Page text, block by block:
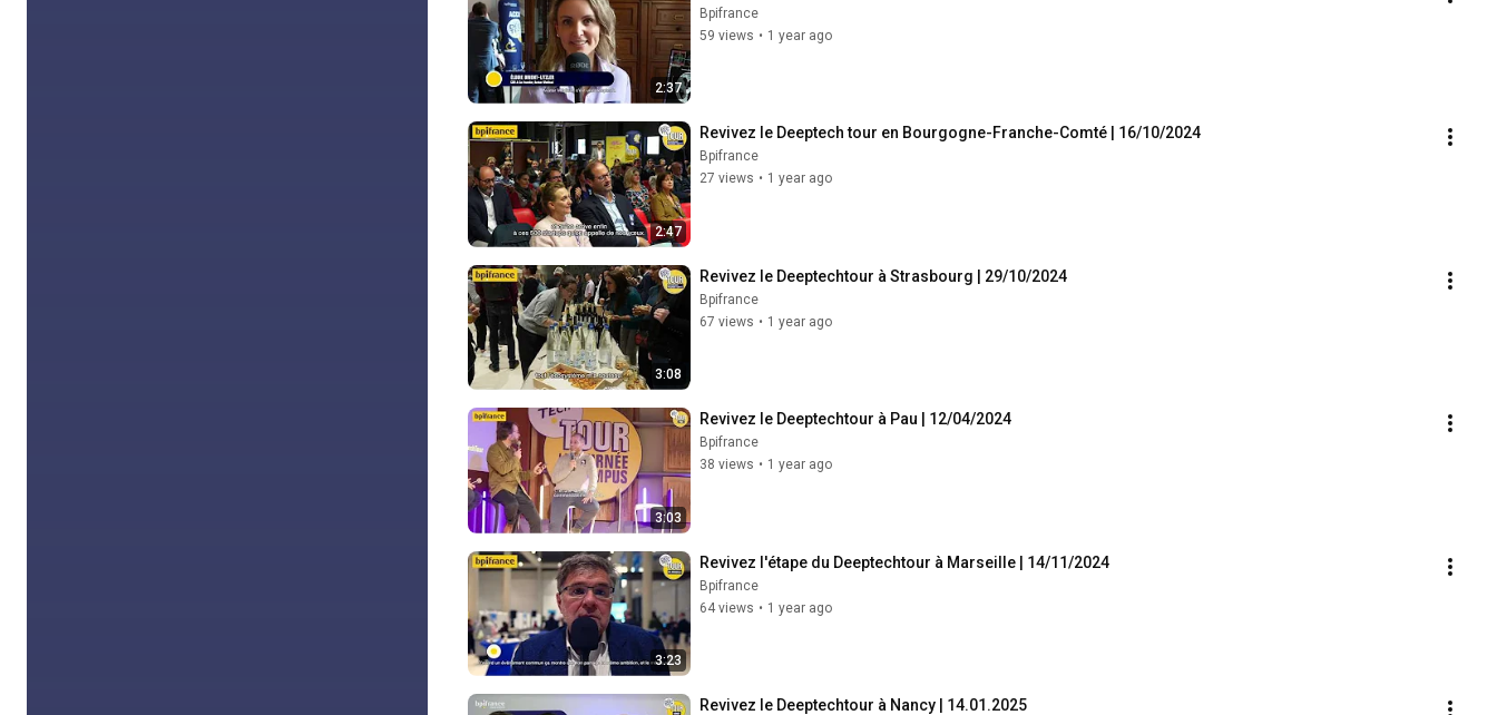
2:37
Bpifrance
59 views • 1 year ago
2:47
Revivez le Deeptech tour en Bourgogne-Franche-Comté | 16/10/2024
Bpifrance
27 views • 1 year ago
3:08
Revivez le Deeptechtour à Strasbourg | 29/10/2024
Bpifrance
67 views • 1 year ago
3:03
Revivez le Deeptechtour à Pau | 12/04/2024
Bpifrance
38 views • 1 year ago
3:23
Revivez l'étape du Deeptechtour à Marseille | 14/11/2024
Bpifrance
64 views • 1 year ago
Revivez le Deeptechtour à Nancy | 14.01.2025